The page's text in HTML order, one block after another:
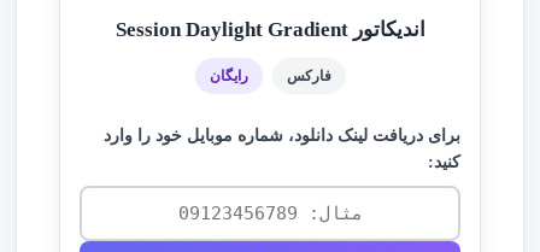
اندیکاتور Session Daylight Gradient
فارکس رایگان
برای دریافت لینک دانلود، شماره موبایل خود را وارد
کنید: